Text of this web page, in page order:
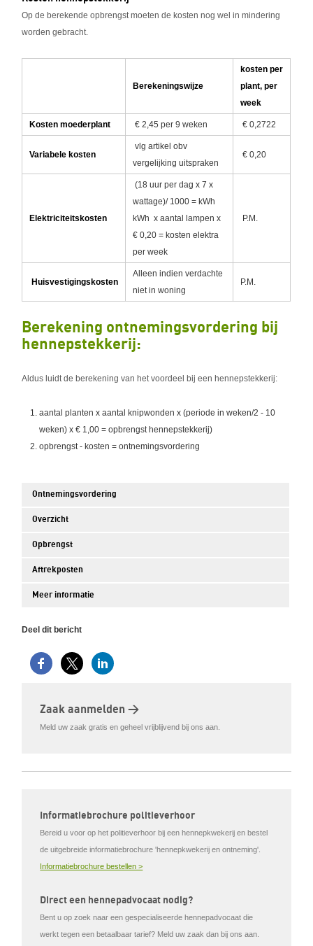
Op de berekende opbrengst moeten de kosten nog wel in mindering
worden gebracht.
Berekeningswijze
kosten per
plant, per
week
Kosten moederplant € 2,45 per 9 weken € 0,2722
Variabele kosten
vlg artikel obv
vergelijking uitspraken
€ 0,20
Elektriciteitskosten
(18 uur per dag x 7 x
wattage)/ 1000 = kWh
kWh x aantal lampen x
€ 0,20 = kosten elektra
per week
P.M.
Huisvestigingskosten
Alleen indien verdachte
niet in woning
P.M.
Berekening ontnemingsvordering bij
hennepstekkerij:
Aldus luidt de berekening van het voordeel bij een hennepstekkerij:
aantal planten x aantal knipwonden x (periode in weken/2 - 10
weken) x € 1,00 = opbrengst hennepstekkerij)
opbrengst - kosten = ontnemingsvordering
Ontnemingsvordering
Overzicht
Opbrengst
Aftrekposten
Meer informatie
Deel dit bericht
Zaak aanmelden >
Meld uw zaak gratis en geheel vrijblijvend bij ons aan.
Informatiebrochure politieverhoor
Bereid u voor op het politieverhoor bij een hennepkwekerij en bestel
de uitgebreide informatiebrochure 'hennepkwekerij en ontneming'.
Informatiebrochure bestellen >
Direct een hennepadvocaat nodig?
Bent u op zoek naar een gespecialiseerde hennepadvocaat die
werkt tegen een betaalbaar tarief? Meld uw zaak dan bij ons aan.